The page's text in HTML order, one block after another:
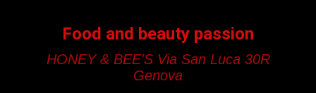
Food and beauty passion
HONEY & BEE'S Via San Luca 30R
Genova